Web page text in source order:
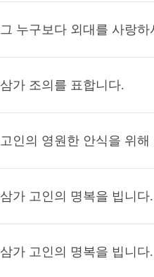
그 누구보다 외대를 사랑
삼가 조의를 표합니다.
고인의 영원한 안식을 위해
삼가 고인의 명복을 빕니다.
삼가 고인의 명복을 빕니다.